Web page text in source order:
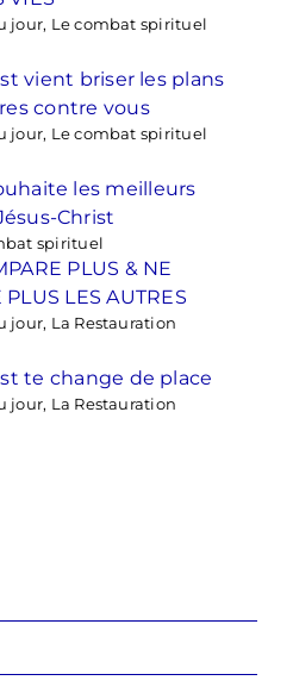
jour, Le combat spirituel
vient briser les plans
contre vous
jour, Le combat spirituel
les meilleurs
Christ
spirituel
PLUS & NE
PLUS LES AUTRES
jour, La Restauration
te change de place
jour, La Restauration